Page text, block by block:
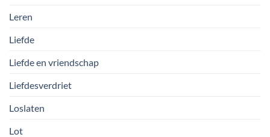
Leren
Liefde
Liefde en vriendschap
Liefdesverdriet
Loslaten
Lot